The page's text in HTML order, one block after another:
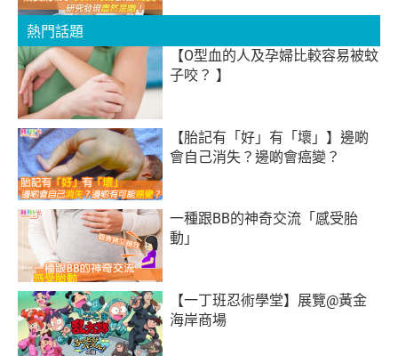
熱門話題
【O型血的人及孕婦比較容易被蚊
子咬？ 】
【胎記有「好」有「壞」】邊啲
會自己消失？邊啲會癌變？
一種跟BB的神奇交流「感受胎
動」
【一丁班忍術學堂】展覽@黃金
海岸商場